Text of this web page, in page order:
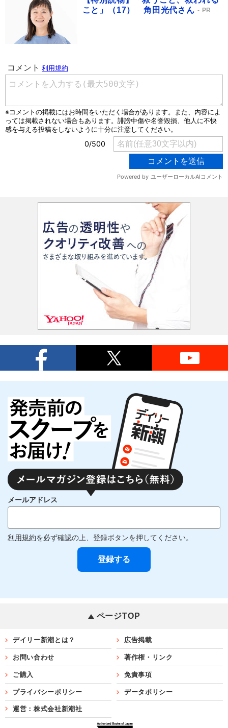
こと」（17） 角田光代さん
PR
メールアドレス
利用規約を必ず確認の上、登録ボタンを押してください。
ページTOP
デイリー新潮とは？ 広告掲載
お問い合わせ 著作権・リンク
ご購入 免責事項
プライバシーポリシー データポリシー
運営：株式会社新潮社